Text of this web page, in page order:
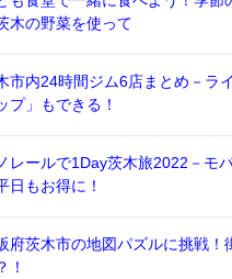
木の野菜を使って
市内24時間ジム6店まとめ－ラ
プ」もできる！
レールで1Day茨木旅2022－モ
日もお得に！
府茨木市の地図パズルに挑戦！
！